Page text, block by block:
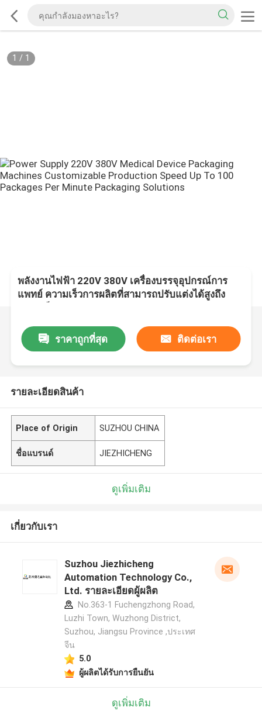
1 / 1
พลังงานไฟฟ้า 220V 380V เครื่องบรรจุอุปกรณ์การ
แพทย์ ความเร็วการผลิตที่สามารถปรับแต่งได้สูงถึง
ราคาถูกที่สุด ติดต่อเรา
รายละเอียดสินค้า
Place of Origin SUZHOU CHINA
ชื่อแบรนด์ JIEZHICHENG
ดูเพิ่มเติม
เกี่ยวกับเรา
Suzhou Jiezhicheng
Automation Technology Co.,
Ltd. รายละเอียดผู้ผลิต
No.363-1 Fuchengzhong Road,
Luzhi Town, Wuzhong District,
Suzhou, Jiangsu Province ,ประเทศ
จีน
5.0
ผู้ผลิตได้รับการยืนยัน
ดูเพิ่มเติม